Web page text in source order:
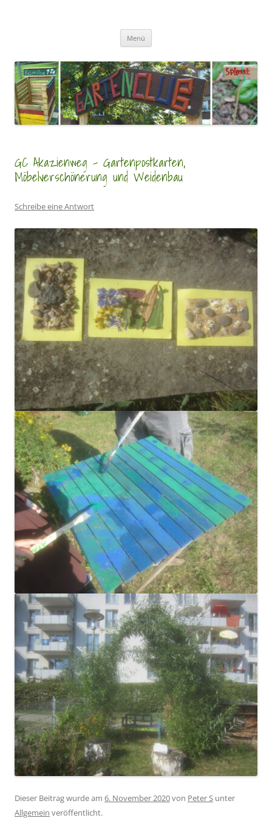
Menü
GC Akazienweg – Gartenpostkarten,
Möbelverschönerung und Weidenbau
Schreibe eine Antwort
Dieser Beitrag wurde am 6. November 2020von Peter S unter
Allgemein veröffentlicht.